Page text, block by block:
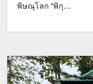
พิษณุโลก “พิกุ…